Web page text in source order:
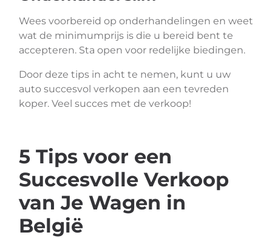
Wees voorbereid op onderhandelingen en weet
wat de minimumprijs is die u bereid bent te
accepteren. Sta open voor redelijke biedingen.
Door deze tips in acht te nemen, kunt u uw
auto succesvol verkopen aan een tevreden
koper. Veel succes met de verkoop!
5 Tips voor een
Succesvolle Verkoop
van Je Wagen in
België